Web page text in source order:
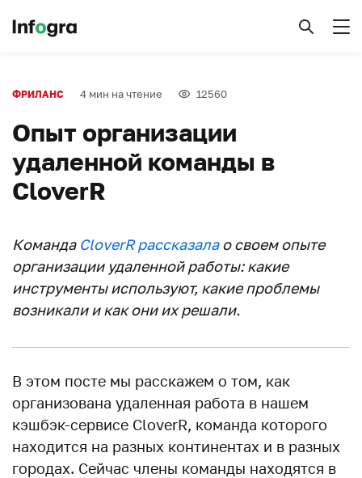
ФРИЛАНС 4 мин на чтение 12560
Опыт организации
удаленной команды в
CloverR
Команда CloverR рассказалао своем опыте
организации удаленной работы: какие
инструменты используют, какие проблемы
возникали и как они их решали.
В этом посте мы расскажем о том, как
организована удаленная работа в нашем
кэшбэк-сервисе CloverR, команда которого
находится на разных континентах и в разных
городах. Сейчас члены команды находятся в